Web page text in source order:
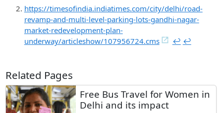
https://timesofindia.indiatimes.com/city/delhi/road-
revamp-and-multi-level-parking-lots-gandhi-nagar-
market-redevelopment-plan-
underway/articleshow/107956724.cms
↩︎ ↩︎
Related Pages
Free Bus Travel for Women in
Delhi and its impact